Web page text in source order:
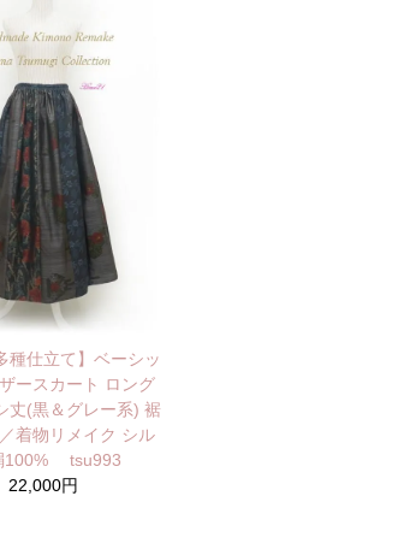
種仕立て】ベーシッ
ースカート ロング
丈(黒＆グレー系) 裾
着物リメイク シル
100% tsu993
22,000円